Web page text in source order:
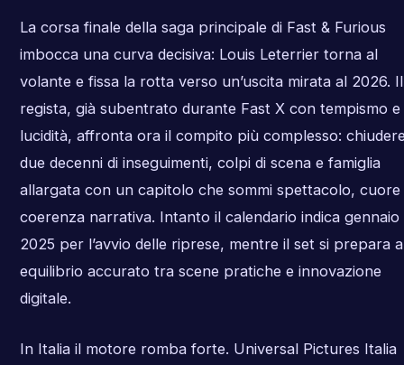
La corsa finale della saga principale di Fast & Furious
imbocca una curva decisiva: Louis Leterrier torna al
volante e fissa la rotta verso un’uscita mirata al 2026. Il
regista, già subentrato durante Fast X con tempismo e
lucidità, affronta ora il compito più complesso:
due decenni di inseguimenti, colpi di scena e famiglia
allargata con un capitolo che sommi spettacolo, cuore
coerenza narrativa. Intanto il calendario indica gennaio
2025 per l’avvio delle riprese, mentre il set si prepara
equilibrio accurato tra scene pratiche e innovazione
digitale.
In Italia il motore romba forte. Universal Pictures Italia